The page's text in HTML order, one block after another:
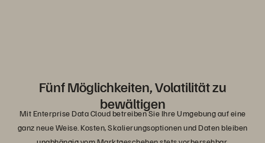
Fünf Möglichkeiten, Volatilität zu
bewältigen
Mit Enterprise Data Cloud betreiben Sie Ihre Umgebung auf eine
ganz neue Weise. Kosten, Skalierungsoptionen und Daten bleiben